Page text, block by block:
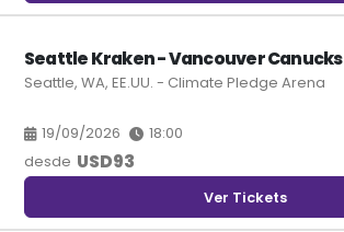
Seattle Kraken - Vancouver Canucks
Seattle, WA, EE.UU. - Climate Pledge Arena
19/09/2026
18:00
desde USD93
Ver Tickets